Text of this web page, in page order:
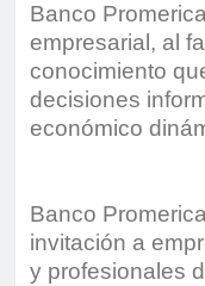
Banco
empresarial, al
conocimiento
decisiones
económico
Banco
invitación a
y profesionales